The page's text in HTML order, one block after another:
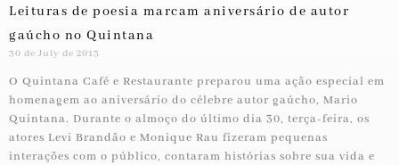
Leituras de poesia marcam aniversário de autor
gaúcho no Quintana
30 de July de 2013
O Quintana Café e Restaurante preparou uma ação especial em
homenagem ao aniversário do célebre autor gaúcho, Mario
Quintana. Durante o almoço do último dia 30, terça-feira, os
atores Levi Brandão e Monique Rau fizeram pequenas
interações com o público, contaram histórias sobre sua vida e